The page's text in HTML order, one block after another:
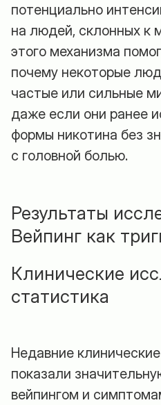
потенциально
на людей, склонных к
этого механизма
почему некоторые
частые или сильные
даже если они ранее
формы никотина без
с головной болью.
Результаты
Вейпинг как
Клинические
статистика
Недавние
показали
вейпингом и